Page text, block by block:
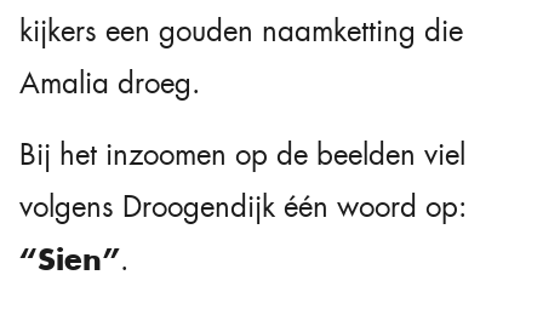
kijkers een gouden naamketting die
Amalia droeg.
Bij het inzoomen op de beelden viel
volgens Droogendijk één woord op:
“Sien”.